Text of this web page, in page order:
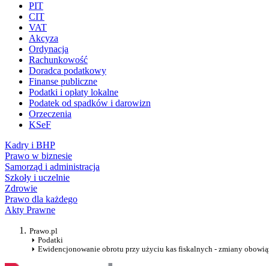
PIT
CIT
VAT
Akcyza
Ordynacja
Rachunkowość
Doradca podatkowy
Finanse publiczne
Podatki i opłaty lokalne
Podatek od spadków i darowizn
Orzeczenia
KSeF
Kadry i BHP
Prawo w biznesie
Samorząd i administracja
Szkoły i uczelnie
Zdrowie
Prawo dla każdego
Akty Prawne
Prawo.pl
Podatki
Ewidencjonowanie obrotu przy użyciu kas fiskalnych - zmiany